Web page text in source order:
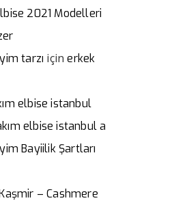
2021 Modelleri
tarzı içinerkek
elbise istanbul
elbise istanbul a
Bayiilik Şartları
– Cashmere